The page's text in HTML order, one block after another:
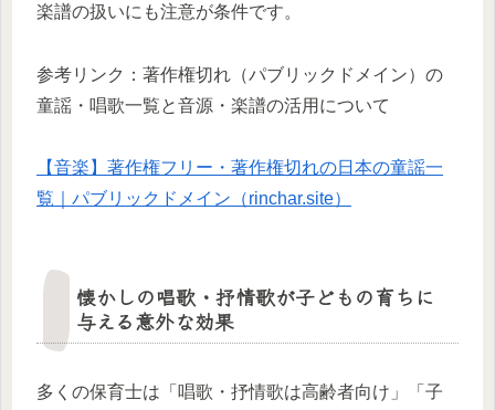
楽譜の扱いにも注意が条件です。
参考リンク：著作権切れ（パブリックドメイン）の
童謡・唱歌一覧と音源・楽譜の活用について
【音楽】著作権フリー・著作権切れの日本の童謡一
覧｜パブリックドメイン（rinchar.site）
懐かしの唱歌・抒情歌が子どもの育ちに
与える意外な効果
多くの保育士は「唱歌・抒情歌は高齢者向け」「子